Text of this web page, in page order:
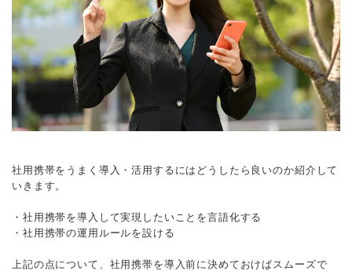
社用携帯をうまく導入・活用するにはどうしたら良いのか紹介して
いきます。
・社用携帯を導入して実現したいことを言語化する
・社用携帯の運用ルールを設ける
上記の点について、社用携帯を導入前に決めておけばスムーズで